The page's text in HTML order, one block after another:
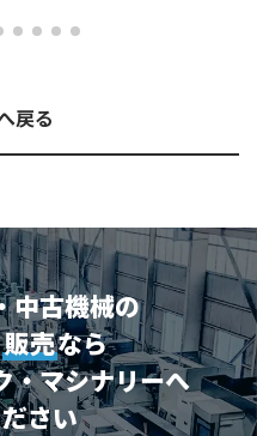
戻る
中古機械の
販売なら
・マシナリーへ
さい